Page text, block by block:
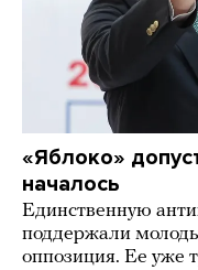
«Яблоко»
началось
Единственную
поддержали
оппозиция. Ее уже